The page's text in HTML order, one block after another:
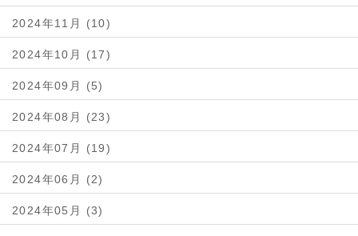
2024年11月 (10)
2024年10月 (17)
2024年09月 (5)
2024年08月 (23)
2024年07月 (19)
2024年06月 (2)
2024年05月 (3)